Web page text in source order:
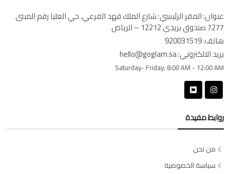
عنوان:المقر الرئيسي: شارع الملك فهد الفرعي، حي العليا رقم المبنى
7277 صندوق بريدي 12212 – الرياض
هاتف:920031519
بريد الالكتروني:hello@goglam.sa
Saturday- Friday: 8:00 AM - 12:00 AM
روابط مفيدة
من نحن
سياسة الخصوصية